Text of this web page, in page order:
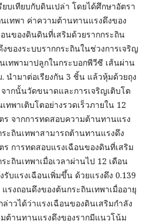
บเทียบกับดินเปล่า โดยได้ศึกษาอัตรา
เทพา ค่าความต้านทานแรงดึงของ
นของดินดินที่เสริมด้วยรากกระถิน
ของระบบรากกระถินในช่วงการเจริญ
เทพามาปลูกในกระบอกพีวีซี เส้นผ่าน
นำมาต่อเรียงกัน 3 ชิ้น แล้วหุ้มด้วยถุง
ากนั้นวัดขนาดและการเจริญเติบโต
ทพาเติบโตอย่างรวดเร็วภายใน 12
ร จากการทดสอบความต้านทานแรง
ะถินเทพาสามารถต้านทานแรงดึง
ร การทดสอบแรงเฉือนของดินที่เสริม
ะถินเทพาเมื่อเวลาผ่านไป 12 เดือน
รับแรงเฉือนเพิ่มขึ้น ด้วยแรงดึง 0.139
รงถอนดึงของต้นกระถินเทพาเมื่ออายุ
าวได้ว่าแรงเฉือนของดินเสริมกำลัง
ต้านทานแรงดึงของรากมีแนวโน้ม